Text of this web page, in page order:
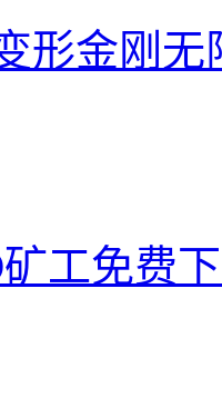
形金刚无
工免费